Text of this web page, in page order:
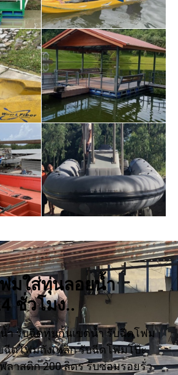
ฟมใส่ทุ่นลอยน้ำ
ชั่วโมง..
ำ รับฉีดทุ่นกั้นเขตน้ำ รับฉีดโฟม
ฉีดโฟมถังเหล็ก รับฉีดโฟมโป๊ะ
ลาสติก 200 ลิตร รับซ่อมรอยรั่ว